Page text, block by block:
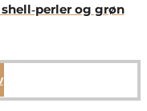
og grøn